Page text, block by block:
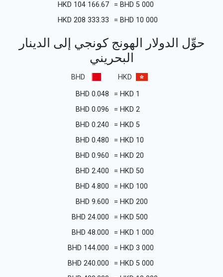
5 000
BHD
=
104 166.67
HKD
10 000
BHD
=
208 333.33
HKD
حوِّل الدولار الهونج كونجي إلى الدينار
البحريني
HKD
BHD
1
HKD
=
0.048
BHD
2
HKD
=
0.096
BHD
5
HKD
=
0.240
BHD
10
HKD
=
0.480
BHD
20
HKD
=
0.960
BHD
50
HKD
=
2.400
BHD
100
HKD
=
4.800
BHD
200
HKD
=
9.600
BHD
500
HKD
=
24.000
BHD
1 000
HKD
=
48.000
BHD
3 000
HKD
=
144.000
BHD
5 000
HKD
=
240.000
BHD